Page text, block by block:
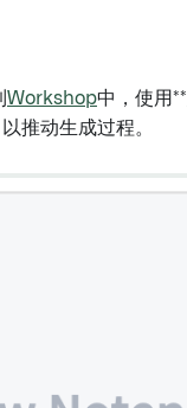
Workshop中，使用**
推动生成过程。